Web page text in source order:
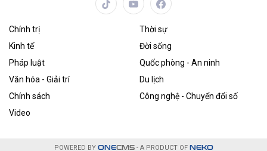
Chính trị
Thời sự
Kinh tế
Đời sống
Pháp luật
Quốc phòng - An ninh
Văn hóa - Giải trí
Du lịch
Chính sách
Công nghệ - Chuyển đổi số
Video
POWERED BY ONECMS- A PRODUCT OF NEKO